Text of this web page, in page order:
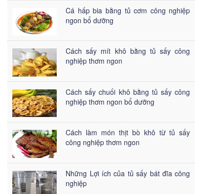
Cá hấp bia bằng tủ cơm công nghiệp
ngon bổ dưỡng
Cách sấy mít khô bằng tủ sấy công
nghiệp thơm ngon
Cách sấy chuối khô bằng tủ sấy công
nghiệp thơm ngon bổ dưỡng
Cách làm món thịt bò khô từ tủ sấy
công nghiệp thơm ngon
Những Lợi ích của tủ sấy bát đĩa công
nghiệp